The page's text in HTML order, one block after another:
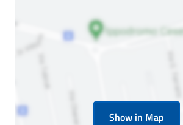
Show in Map